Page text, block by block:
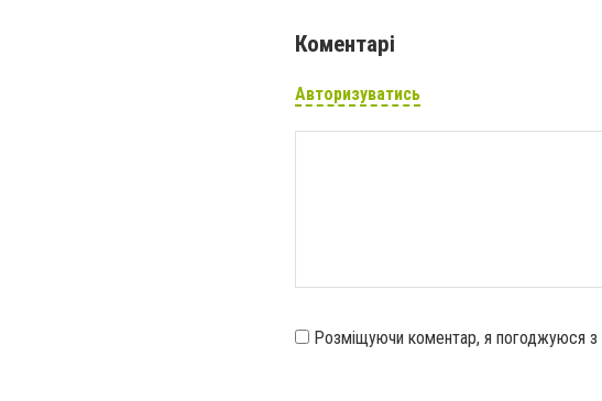
Коментарі
Авторизуватись
Розміщуючи коментар, я погоджуюся з